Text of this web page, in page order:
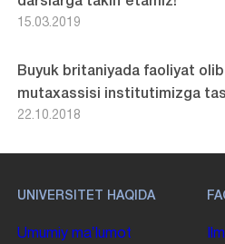
15.03.2019
Buyuk britaniyada faoliyat
mutaxassisi institutimizga
22.10.2018
UNIVERSITET HAQIDA
Umumiy maʼlumot